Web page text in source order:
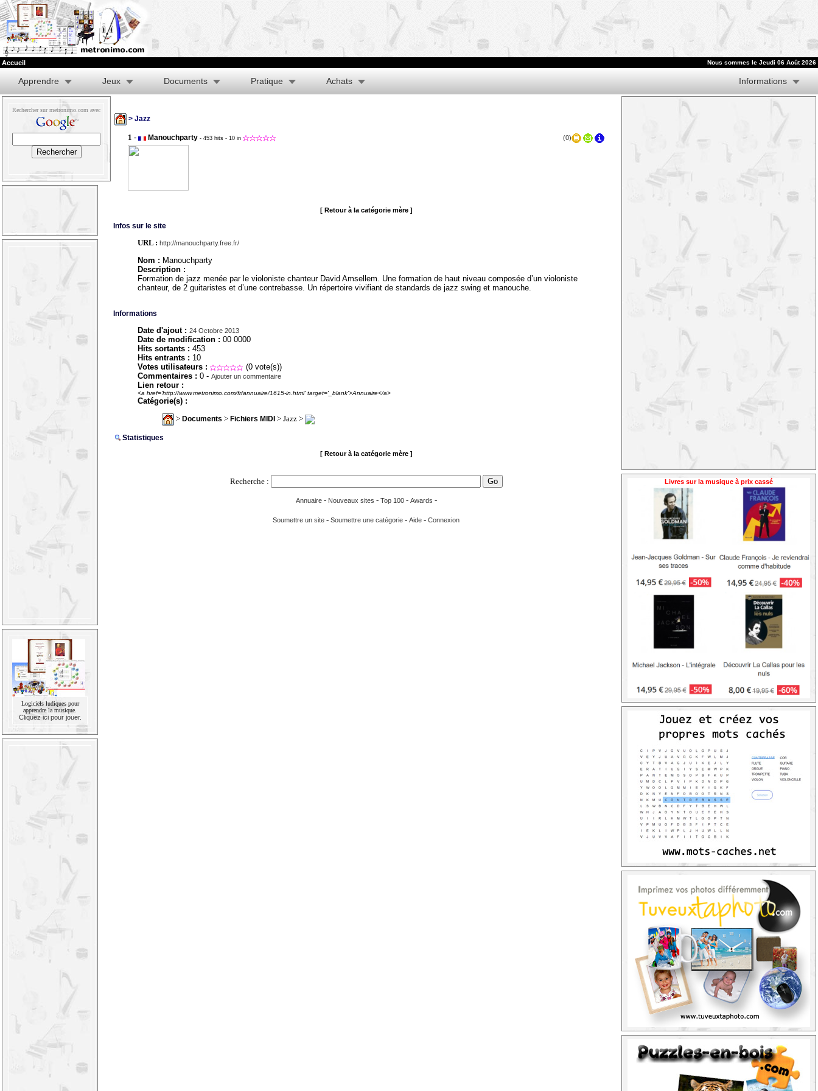
Accueil Nous sommes le Jeudi 06 Août 2026
Apprendre Jeux Documents Pratique Achats Informations
Rechercher sur metronimo.com avec
Logiciels ludiques pour
apprendre la musique.
Cliquez ici pour jouer.
> Jazz
1 - Manouchparty - 453 hits - 10 in (0)
[ Retour à la catégorie mère ]
Infos sur le site
URL : http://manouchparty.free.fr/
Nom : Manouchparty
Description :
Formation de jazz menée par le violoniste chanteur David Amsellem. Une formation de haut niveau composée d’un violoniste
chanteur, de 2 guitaristes et d’une contrebasse. Un répertoire vivifiant de standards de jazz swing et manouche.
Informations
Date d'ajout : 24 Octobre 2013
Date de modification : 00 0000
Hits sortants : 453
Hits entrants : 10
Votes utilisateurs :
(0 vote(s))
Commentaires : 0 - Ajouter un commentaire
Lien retour :
<a href='http://www.metronimo.com/fr/annuaire/1615-in.html' target='_blank'>Annuaire</a>
Catégorie(s) :
> Documents > Fichiers MIDI > Jazz >
Statistiques
[ Retour à la catégorie mère ]
Recherche :
Annuaire- Nouveaux sites - Top 100- Awards -
Soumettre un site - Soumettre une catégorie - Aide - Connexion
Livres sur la musique à prix cassé